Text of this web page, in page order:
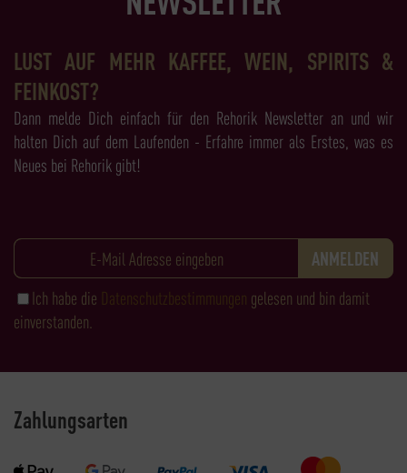
LUST AUF MEHR KAFFEE, WEIN, SPIRITS &
FEINKOST?
Dann melde Dich einfach für den Rehorik Newsletter an und wir
halten Dich auf dem Laufenden - Erfahre immer als Erstes, was es
Neues bei Rehorik gibt!
Ich habe die Datenschutzbestimmungen gelesen und bin damit
einverstanden.
Zahlungsarten